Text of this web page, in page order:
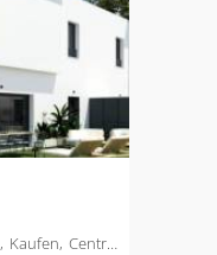
Kaufen Centro